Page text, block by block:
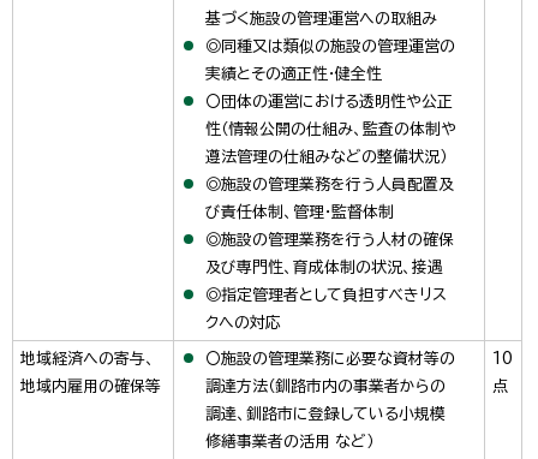
基づく施設の管理運営への取組み
◎同種又は類似の施設の管理運営の
実績とその適正性・健全性
〇団体の運営における透明性や公正
性（情報公開の仕組み、監査の体制や
遵法管理の仕組みなどの整備状況）
◎施設の管理業務を行う人員配置及
び責任体制、管理・監督体制
◎施設の管理業務を行う人材の確保
及び専門性、育成体制の状況、接遇
◎指定管理者として負担すべきリス
クへの対応
地域経済への寄与、
地域内雇用の確保等
〇施設の管理業務に必要な資材等の
調達方法（釧路市内の事業者からの
調達、釧路市に登録している小規模
修繕事業者の活用 など）
10
点